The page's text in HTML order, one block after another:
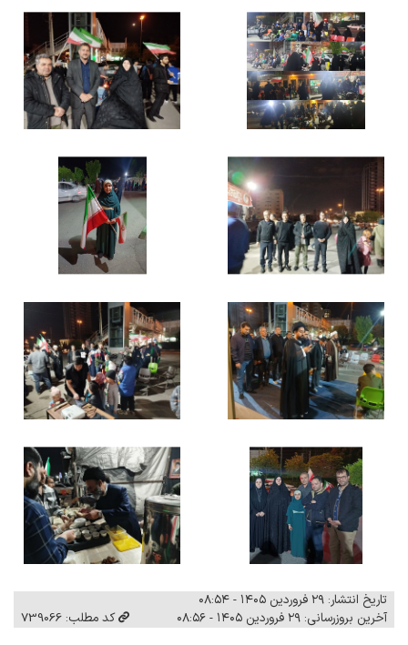
تاریخ انتشار: ۲۹ فروردین ۱۴۰۵ - ۰۸:۵۴
آخرین بروزرسانی: ۲۹ فروردین ۱۴۰۵ - ۰۸:۵۶
کد مطلب: 739066